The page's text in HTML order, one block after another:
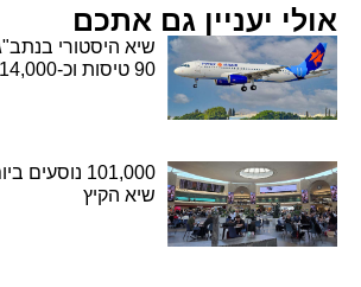
אולי יעניין גם אתכם
שיא היסטורי
90 טיסות וכ-14,000 נוסעים ביום אחד
101,000
שיא הקיץ